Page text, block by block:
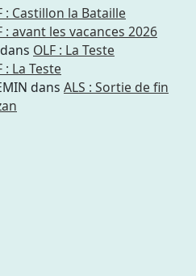
: Castillon la Bataille
: avant les vacances 2026
dans OLF : La Teste
: La Teste
dans ALS : Sortie de fin